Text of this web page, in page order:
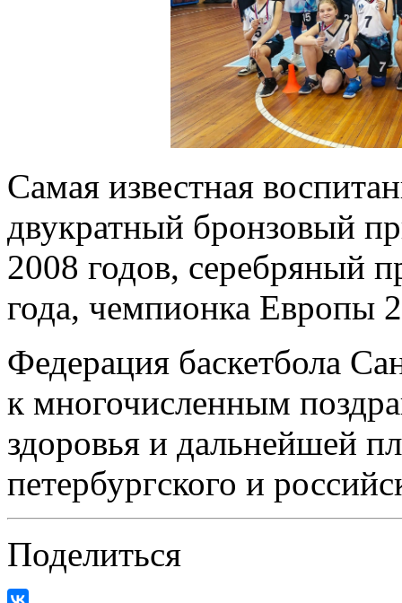
Самая известная
двукратный бронзовый
2008 годов, серебряный
года, чемпионка Европы
Федерация баскетбола
к многочисленным
здоровья и дальнейшей
петербургского и
Поделиться